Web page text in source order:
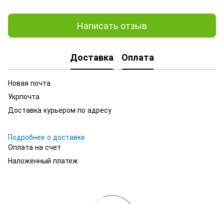
Написать отзыв
Доставка Оплата
Новая почта
Укрпочта
Доставка курьером по адресу
Подробнее о доставке
Оплата на счет
Наложенный платеж